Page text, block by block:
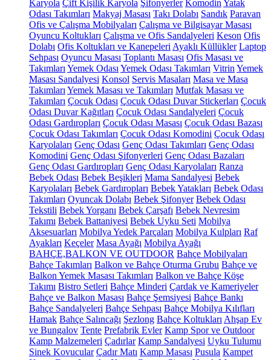
Karyola Çift Kişilik Karyola Şifonyerler Komodin Yatak
Odası Takımları Makyaj Masası Takı Dolabı Sandık Paravan
Ofis ve Çalışma Mobilyaları Çalışma ve Bilgisayar Masası
Oyuncu Koltukları Çalışma ve Ofis Sandalyeleri Keson Ofis
Dolabı Ofis Koltukları ve Kanepeleri Ayaklı Küllükler Laptop
Sehpası Oyuncu Masası Toplantı Masası Ofis Masası ve
Takımları Yemek Odası Yemek Odası Takımları Vitrin Yemek
Masası Sandalyesi Konsol Servis Masaları Masa ve Masa
Takımları Yemek Masası ve Takımları Mutfak Masası ve
Takımları Çocuk Odası Çocuk Odası Duvar Stickerları Çocuk
Odası Duvar Kağıtları Çocuk Odası Sandalyeleri Çocuk
Odası Gardıropları Çocuk Odası Masası Çocuk Odası Bazası
Çocuk Odası Takımları Çocuk Odası Komodini Çocuk Odası
Karyolaları Genç Odası Genç Odası Takımları Genç Odası
Komodini Genç Odası Şifonyerleri Genç Odası Bazaları
Genç Odası Gardıropları Genç Odası Karyolaları Ranza
Bebek Odası Bebek Beşikleri Mama Sandalyesi Bebek
Karyolaları Bebek Gardıropları Bebek Yatakları Bebek Odası
Takımları Oyuncak Dolabı Bebek Şifonyer Bebek Odası
Tekstili Bebek Yorganı Bebek Çarşafı Bebek Nevresim
Takımı Bebek Battaniyesi Bebek Uyku Seti Mobilya
Aksesuarları Mobilya Yedek Parçaları Mobilya Kulpları Raf
Ayakları Keçeler Masa Ayağı Mobilya Ayağı
BAHÇE,BALKON VE OUTDOOR Bahçe Mobilyaları
Bahçe Takımları Balkon ve Bahçe Oturma Grubu Bahçe ve
Balkon Yemek Masası Takımları Balkon ve Bahçe Köşe
Takımı Bistro Setleri Bahçe Minderi Çardak ve Kameriyeler
Bahçe ve Balkon Masası Bahçe Şemsiyesi Bahçe Bankı
Bahçe Sandalyeleri Bahçe Sehpası Bahçe Mobilya Kılıfları
Hamak Bahçe Salıncağı Şezlong Bahçe Koltukları Ahşap Ev
ve Bungalov Tente Prefabrik Evler Kamp Spor ve Outdoor
Kamp Malzemeleri Çadırlar Kamp Sandalyesi Uyku Tulumu
Sinek Kovucular Çadır Matı Kamp Masası Pusula Kampet